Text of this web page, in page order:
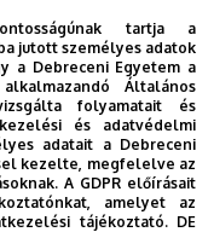
tartja a
jutott személyes adatok
a Debreceni Egyetem a
Általános
folyamatait és
és adatvédelmi
adatait a Debreceni
kezelte, megfelelve az
A GDPR előírásait
amelyet az
tájékoztató. DE